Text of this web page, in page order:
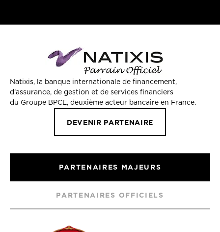
Natixis, la banque internationale de financement,
d’assurance, de gestion et de services financiers
du Groupe BPCE, deuxième acteur bancaire en France.
DEVENIR PARTENAIRE
PARTENAIRES MAJEURS
PARTENAIRES OFFICIELS